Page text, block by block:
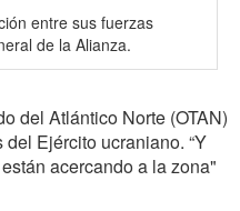
entre sus fuerzas
de la Alianza.
del Atlántico Norte (OTAN)
Ejército ucraniano. “Y
acercando a la zona"